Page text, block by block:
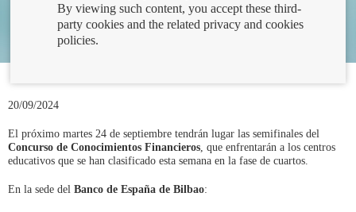
20/09/2024
El próximo martes 24 de septiembre tendrán lugar las semifinales del
Concurso de Conocimientos Financieros, que enfrentarán a los centros
educativos que se han clasificado esta semana en la fase de cuartos.
En la sede del Banco de España de Bilbao:
By viewing such content, you accept these third-
party cookies and the related privacy and cookies
policies.